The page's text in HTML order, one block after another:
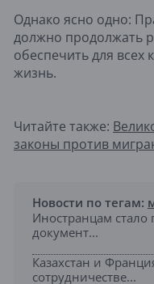
Однако ясно одно:
должно продолжать
обеспечить для всех
жизнь.
Читайте также:
законы против
Новости по тегам:
Иностранцам
документ...
Казахстан и
сотрудничестве...